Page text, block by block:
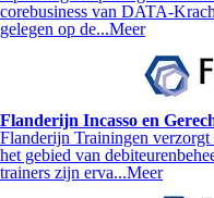
corebusiness van DATA-
gelegen op de...Meer
Flanderijn Incasso en
Flanderijn Trainingen
het gebied van
trainers zijn erva...Meer